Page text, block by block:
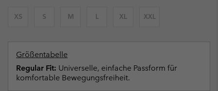
XS S M L XL XXL
Größentabelle
Regular Fit: Universelle, einfache Passform für
komfortable Bewegungsfreiheit.